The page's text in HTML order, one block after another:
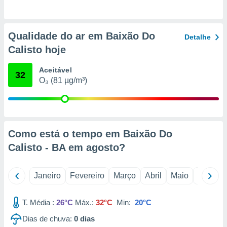
ou opor-
qualquer
em “
na
num
para
Qualidade do ar em Baixão Do
Calisto hoje
Detalhe
32 Aceitável
O₃ (81 µg/m³)
Como está o tempo em Baixão Do
Calisto - BA em agosto?
Janeiro Fevereiro Março Abril Maio Junho
T. Média : 26°C Máx.: 32°C Min: 20°C
Dias de chuva: 0 dias